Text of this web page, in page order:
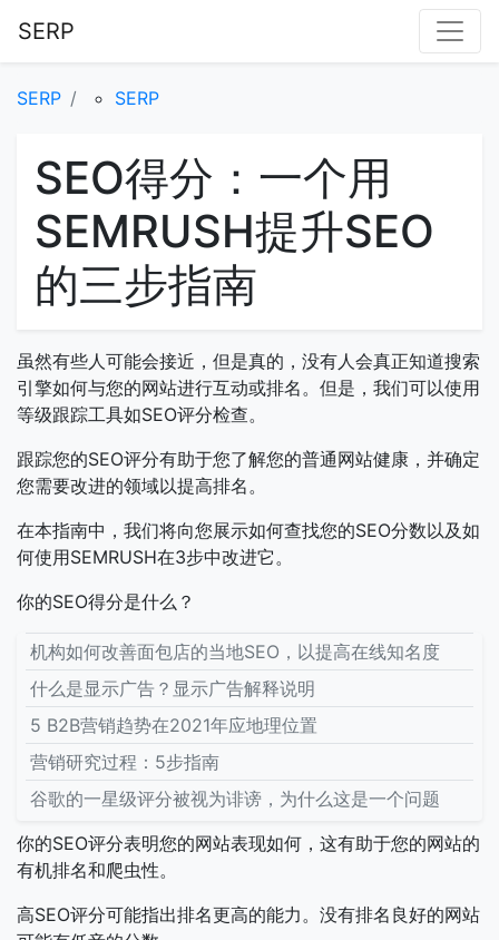
SERP
SERP SERP
SEO得分：一个用
SEMRUSH提升SEO
的三步指南
虽然有些人可能会接近，但是真的，没有人会真正知道搜索
引擎如何与您的网站进行互动或排名。但是，我们可以使用
等级跟踪工具如SEO评分检查。
跟踪您的SEO评分有助于您了解您的普通网站健康，并确定
您需要改进的领域以提高排名。
在本指南中，我们将向您展示如何查找您的SEO分数以及如
何使用SEMRUSH在3步中改进它。
你的SEO得分是什么？
机构如何改善面包店的当地SEO，以提高在线知名度
什么是显示广告？显示广告解释说明
5 B2B营销趋势在2021年应地理位置
营销研究过程：5步指南
谷歌的一星级评分被视为诽谤，为什么这是一个问题
你的SEO评分表明您的网站表现如何，这有助于您的网站的
有机排名和爬虫性。
高SEO评分可能指出排名更高的能力。没有排名良好的网站